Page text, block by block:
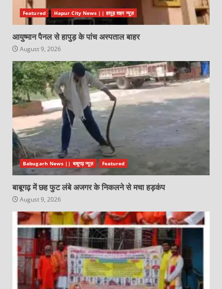
Featured Hapur City News || हापुड़ शहर न्यूज़
आयुष्मान पैनल से हापुड़ के पांच अस्पताल बाहर
August 9, 2026
Babugarh News || बाबूगढ़ न्यूज़ Featured
बाबूगढ़ में छह फुट लंबे अजगर के निकलने से मचा हड़कंप
August 9, 2026